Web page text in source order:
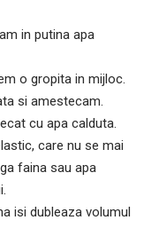
in putina apa
o gropita in mijloc.
si amestecam.
cu apa calduta.
care nu se mai
faina sau apa
isi dubleaza volumul